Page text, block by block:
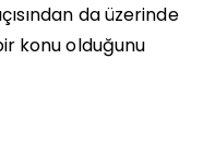
da üzerinde
konu olduğunu